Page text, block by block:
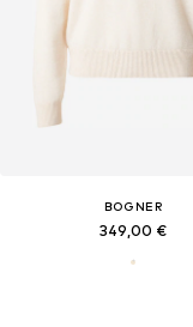
BOGNER
349,00 €